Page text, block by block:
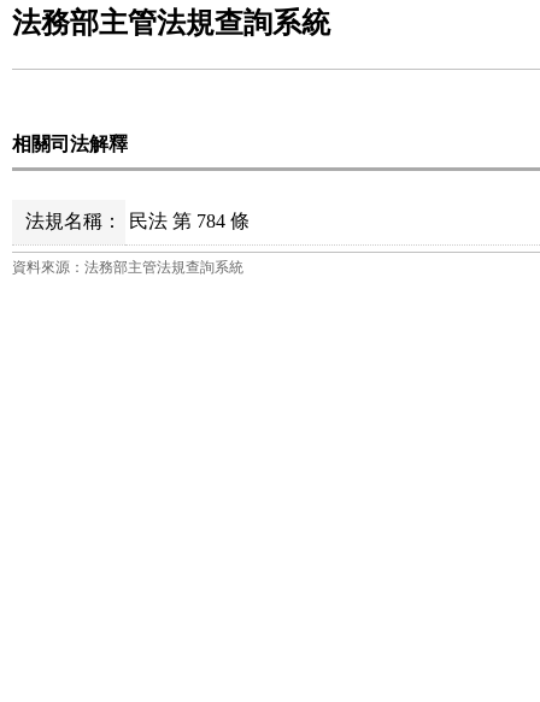
法務部主管法規查詢系統
相關司法解釋
法規名稱： 民法 第 784 條
資料來源：法務部主管法規查詢系統